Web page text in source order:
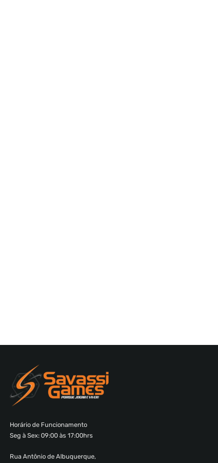
Horário de Funcionamento
Seg à Sex: 09:00 às 17:00hrs
Rua Antônio de Albuquerque,